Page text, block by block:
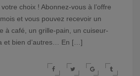
choix ! Abonnez-vous à l’offre
et vous pouvez recevoir un
à café, un grille-pain, un cuiseur-
et bien d’autres… En […]